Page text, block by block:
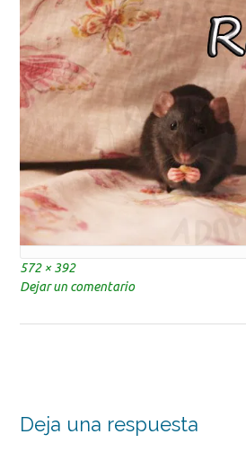
Tamaño
completo
572 × 392
Dejar un comentario
entrada
Deja una respuesta